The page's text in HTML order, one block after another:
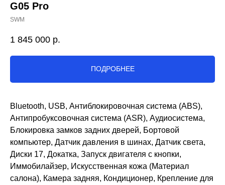
G05 Pro
SWM
1 845 000 р.
ПОДРОБНЕЕ
Bluetooth, USB, Антиблокировочная система (ABS),
Антипробуксовочная система (ASR), Аудиосистема,
Блокировка замков задних дверей, Бортовой
компьютер, Датчик давления в шинах, Датчик света,
Диски 17, Докатка, Запуск двигателя с кнопки,
Иммобилайзер, Искусственная кожа (Материал
салона), Камера задняя, Кондиционер, Крепление для